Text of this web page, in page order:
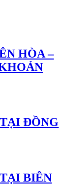
HÒA –
ĐỒNG
BIÊN